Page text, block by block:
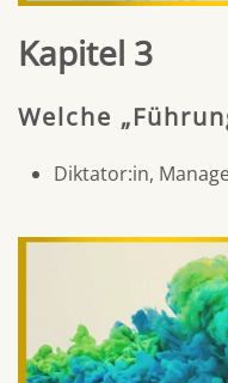
Kapitel 3
Welche
Diktator:in,